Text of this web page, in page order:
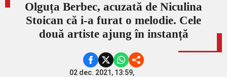
Olguța Berbec, acuzată de Niculina
Stoican că i-a furat o melodie. Cele
două artiste ajung în instanță
02 dec. 2021, 13:59,